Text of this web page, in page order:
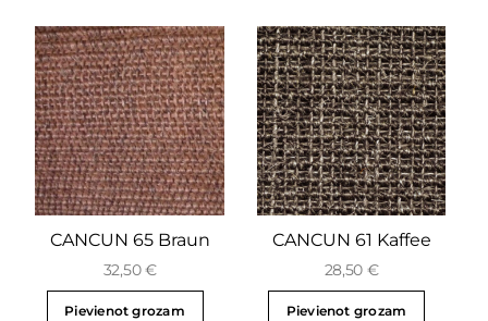
CANCUN 65 Braun
32,50€
Pievienot grozam
CANCUN 61 Kaffee
28,50 €
Pievienot grozam